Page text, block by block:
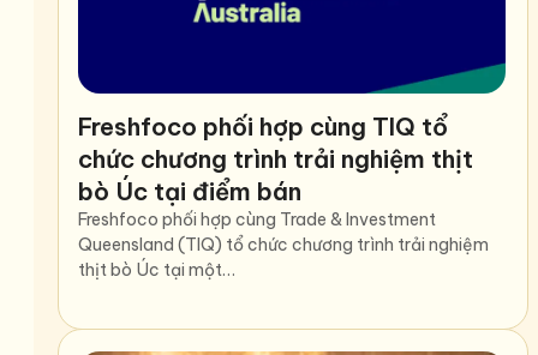
Freshfoco phối hợp cùng TIQ tổ
chức chương trình trải nghiệm thịt
bò Úc tại điểm bán
Freshfoco phối hợp cùng Trade & Investment
Queensland (TIQ) tổ chức chương trình trải nghiệm
thịt bò Úc tại một…